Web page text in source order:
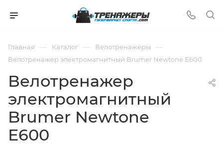
Главная — Каталог — Велотренажеры —
Велотренажер электромагнитный Brumer Newtone E600
Велотренажер
электромагнитный
Brumer Newtone
E600